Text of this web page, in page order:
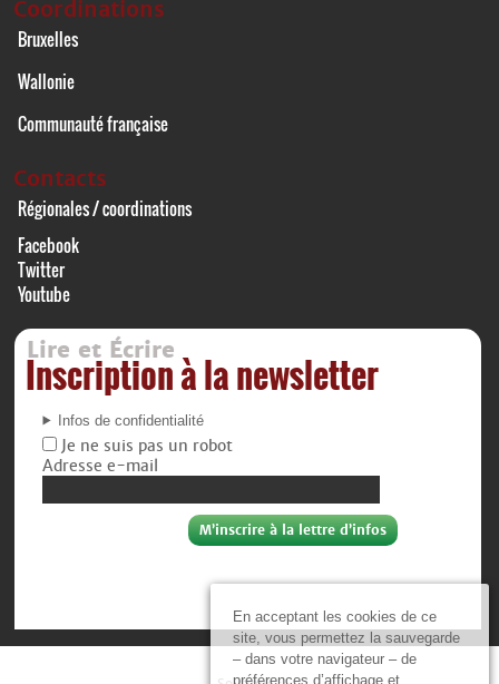
En acceptant les cookies de ce
site, vous permettez la sauvegarde
– dans votre navigateur – de
préférences d’affichage et
Coordinations
Bruxelles
Wallonie
Communauté française
Contacts
Régionales / coordinations
Facebook
Twitter
Youtube
Lire et Écrire
Inscription à la newsletter
Infos de confidentialité
Je ne suis pas un robot
Adresse e-mail